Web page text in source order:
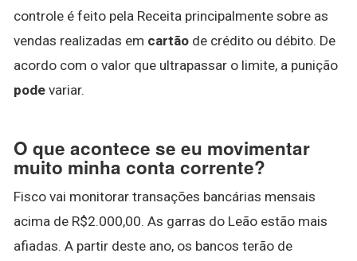
controle é feito pela Receita principalmente sobre as
vendas realizadas em cartão de crédito ou débito. De
acordo com o valor que ultrapassar o limite, a punição
pode variar.
O que acontece se eu movimentar
muito minha conta corrente?
Fisco vai monitorar transações bancárias mensais
acima de R$2.000,00. As garras do Leão estão mais
afiadas. A partir deste ano, os bancos terão de